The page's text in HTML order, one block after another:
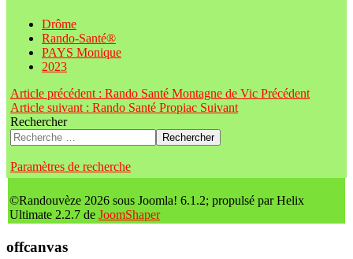
Drôme
Rando-Santé®
PAYS Monique
2023
Article précédent : Rando Santé Montagne de Vic Précédent
Article suivant : Rando Santé Propiac Suivant
Rechercher
Rechercher
Paramètres de recherche
©Randouvèze 2026 sous Joomla! 6.1.2; propulsé par Helix
Ultimate 2.2.7 de JoomShaper
offcanvas